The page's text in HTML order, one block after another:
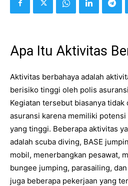
Apa Itu Aktivitas
Aktivitas berbahaya adalah
berisiko tinggi oleh polis
Kegiatan tersebut biasanya tidak
asuransi karena memiliki
yang tinggi. Beberapa aktivitas
adalah scuba diving, BASE
mobil, menerbangkan pesawat,
bungee jumping, parasailing,
juga beberapa pekerjaan yang